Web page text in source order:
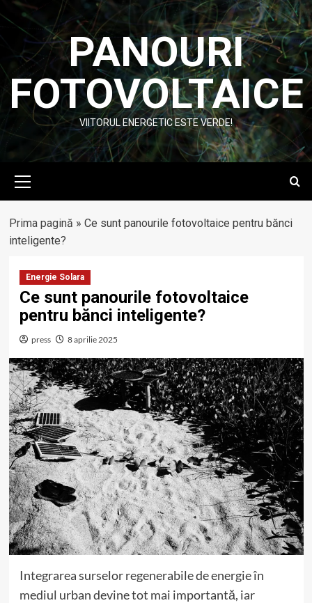
Skip
to
content
PANOURI
FOTOVOLTAICE
VIITORUL ENERGETIC ESTE VERDE!
Menu
Prima pagină » Ce sunt panourile fotovoltaice pentru bănci
inteligente?
Energie Solara
Ce sunt panourile fotovoltaice
pentru bănci inteligente?
press 8 aprilie 2025
Integrarea surselor regenerabile de energie în
mediul urban devine tot mai importantă, iar